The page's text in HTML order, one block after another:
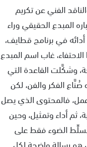
الفني عن تكريم
المبدع الحقيقي وراء
في برنامج قطايف،
غاب اسم المبدع
وشكَّلت القاعدة التي
الفكر والفن، لكن
فالمحتوى الذي يصل
ثم أداء وتمثيل، وحين
نُسلِّط الضوء فقط على